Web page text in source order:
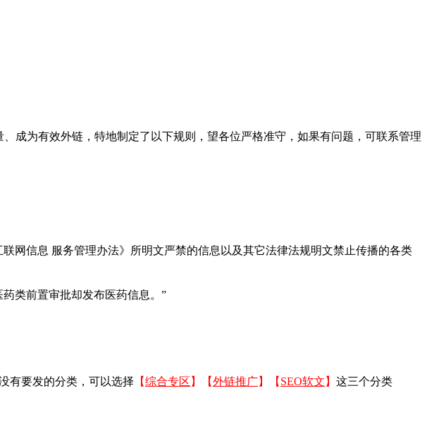
成为有效外链，特地制定了以下规则，望各位严格准守，如果有问题，可联系管理
网信息 服务管理办法》所明文严禁的信息以及其它法律法规明文禁止传播的各类
类前置审批却发布医药信息。”
有要发的分类，可以选择 【综合专区 】【外链推广】【 SEO软文 】 这三个分类